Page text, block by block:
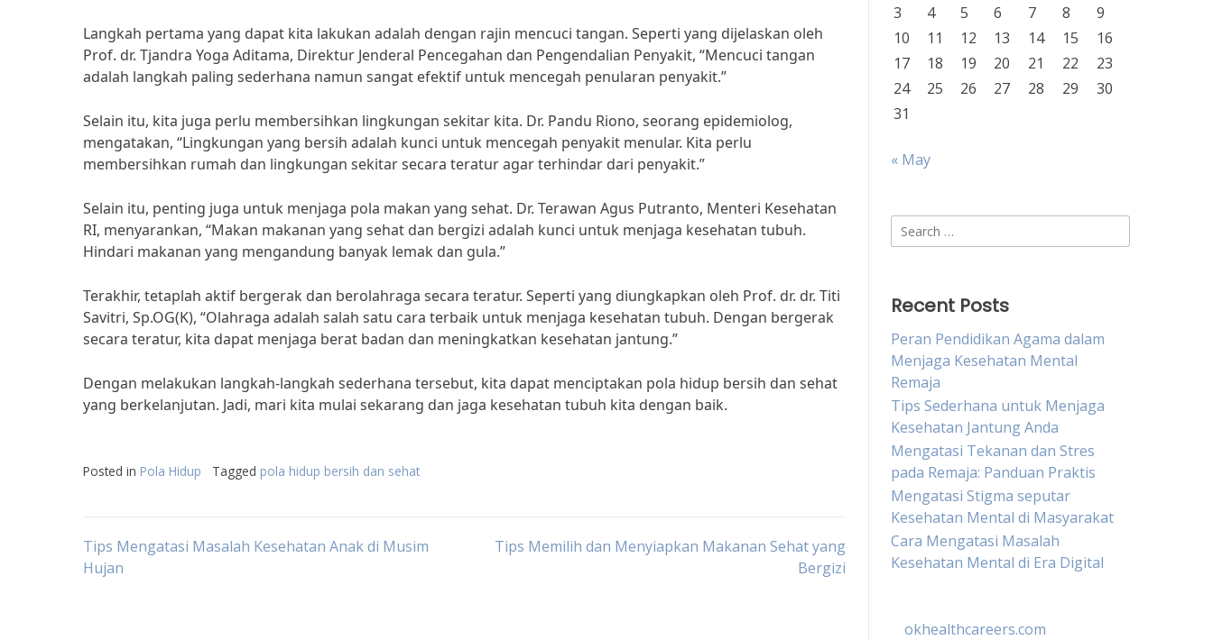
Langkah pertama yang dapat kita lakukan adalah dengan rajin mencuci tangan. Seperti yang dijelaskan oleh
Prof. dr. Tjandra Yoga Aditama, Direktur Jenderal Pencegahan dan Pengendalian Penyakit, “Mencuci tangan
adalah langkah paling sederhana namun sangat efektif untuk mencegah penularan penyakit.”
Selain itu, kita juga perlu membersihkan lingkungan sekitar kita. Dr. Pandu Riono, seorang epidemiolog,
mengatakan, “Lingkungan yang bersih adalah kunci untuk mencegah penyakit menular. Kita perlu
membersihkan rumah dan lingkungan sekitar secara teratur agar terhindar dari penyakit.”
Selain itu, penting juga untuk menjaga pola makan yang sehat. Dr. Terawan Agus Putranto, Menteri Kesehatan
RI, menyarankan, “Makan makanan yang sehat dan bergizi adalah kunci untuk menjaga kesehatan tubuh.
Hindari makanan yang mengandung banyak lemak dan gula.”
Terakhir, tetaplah aktif bergerak dan berolahraga secara teratur. Seperti yang diungkapkan oleh Prof. dr. dr. Titi
Savitri, Sp.OG(K), “Olahraga adalah salah satu cara terbaik untuk menjaga kesehatan tubuh. Dengan bergerak
secara teratur, kita dapat menjaga berat badan dan meningkatkan kesehatan jantung.”
Dengan melakukan langkah-langkah sederhana tersebut, kita dapat menciptakan pola hidup bersih dan sehat
yang berkelanjutan. Jadi, mari kita mulai sekarang dan jaga kesehatan tubuh kita dengan baik.
Posted in Pola Hidup Tagged pola hidup bersih dan sehat
Post
Tips Mengatasi Masalah Kesehatan Anak di Musim
Hujan
Tips Memilih dan Menyiapkan Makanan Sehat yang
Bergizi
3
4 5 6 7 8
9
10
11 12 13 14 15
16
17
18 19 20 21 22
23
24
25 26 27 28 29
30
31
« May
Search
for:
Recent Posts
Peran Pendidikan Agama dalam
Menjaga Kesehatan Mental
Remaja
Tips Sederhana untuk Menjaga
Kesehatan Jantung Anda
Mengatasi Tekanan dan Stres
pada Remaja: Panduan Praktis
Mengatasi Stigma seputar
Kesehatan Mental di Masyarakat
Cara Mengatasi Masalah
Kesehatan Mental di Era Digital
okhealthcareers.com